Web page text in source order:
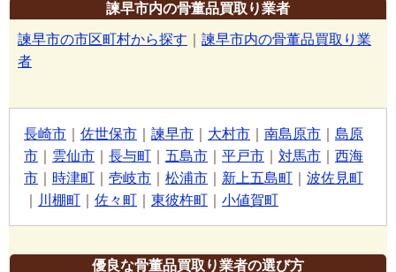
諫早市内の骨董品買取り業者
諫早市の市区町村から探す
諫早市内の骨董品買取り業
者
長崎市 佐世保市 諫早市 大村市 南島原市
島原
市
雲仙市 長与町 五島市 平戸市 対馬市
西海
市
時津町 壱岐市 松浦市 新上五島町
波佐見町
川棚町 佐々町 東彼杵町 小値賀町
優良な骨董品買取り業者の選び方